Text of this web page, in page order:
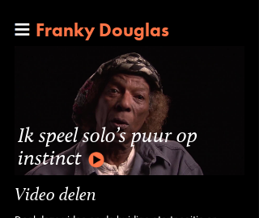
Franky Douglas
Ik speel solo’s puur op
instinct
Video delen